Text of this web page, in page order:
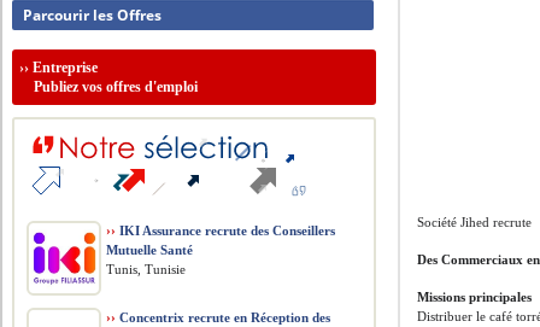
Société Jihed recrute
Des Commerciaux
Missions principales
Distribuer le café
Parcourir les Offres
››Entreprise
Publiez vos offres d'emploi
›› IKI Assurance recrute des Conseillers
Mutuelle Santé
Tunis, Tunisie
›› Concentrix recrute en Réception des